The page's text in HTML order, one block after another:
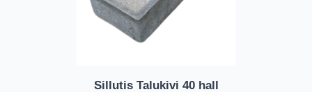
Sillutis Talukivi 40 hall